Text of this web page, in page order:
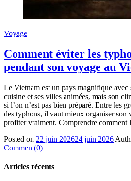
Voyage
Comment éviter les
pendant son voyage au
Le Vietnam est un pays magnifique avec
cuisine et ses villes animées, mais son
si l’on n’est pas bien préparé. Entre les
des typhons, il vaut mieux organiser son
profiter vraiment. Comprendre
Posted on 22 juin 202624 juin 2026
Comment(0)
Articles récents